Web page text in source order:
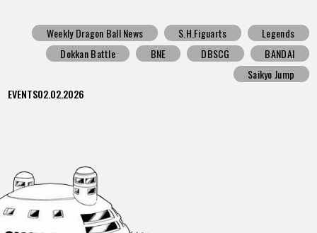
Weekly Dragon Ball News S.H.Figuarts
Legends
Dokkan Battle
BNE DBSCG
BANDAI
Saikyo Jump
EVENTS02.02.2026